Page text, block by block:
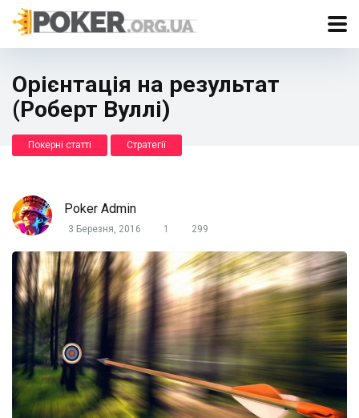
Орієнтація на результат
(Роберт Вуллі)
Покерні статті Стратегії
Poker Admin
3 Березня, 2016 1 299